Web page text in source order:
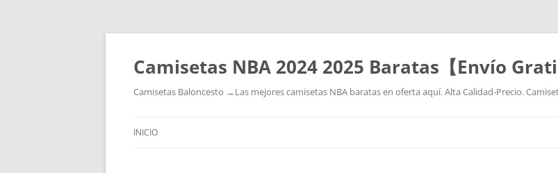
Camisetas NBA 2024 2025 Baratas【Envío
Camisetas Baloncesto →Las mejores camisetas NBA baratas en oferta aquí. Alta Calidad-Precio.
INICIO